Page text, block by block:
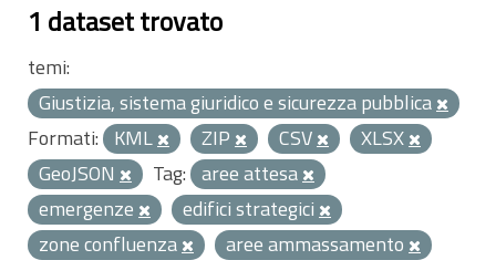
1 dataset trovato
temi:
Giustizia, sistema giuridico e sicurezza pubblica
Formati: KML ZIP CSV
XLSX
GeoJSON
Tag: aree attesa
emergenze
edifici strategici
zone confluenza
aree ammassamento